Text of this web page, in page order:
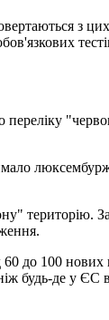
з
переліку
територію.
до 100
будь-де у ЄС